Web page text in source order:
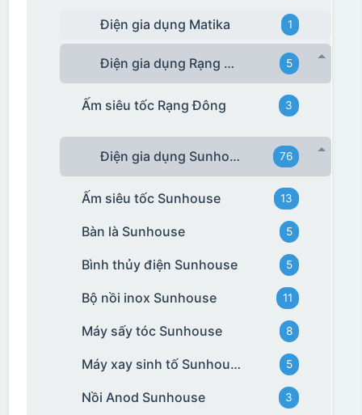
Điện gia dụng Matika 1
Điện gia dụng Rạng Đông 5
Ấm siêu tốc Rạng Đông 3
Điện gia dụng Sunhouse 76
Ấm siêu tốc Sunhouse 13
Bàn là Sunhouse 5
Bình thủy điện Sunhouse 5
Bộ nồi inox Sunhouse 11
Máy sấy tóc Sunhouse 8
Máy xay sinh tố Sunhouse 5
Nồi Anod Sunhouse 3